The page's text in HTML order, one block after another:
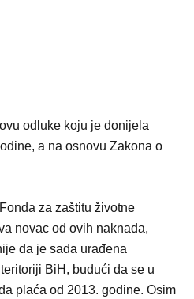
odluke koju je donijela
a na osnovu Zakona o
za zaštitu životne
novac od ovih naknada,
da je sada urađena
BiH, budući da se u
plaća od 2013. godine. Osim